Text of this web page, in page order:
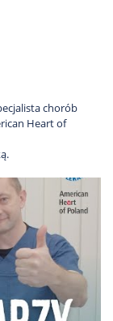
chorób
Heart of